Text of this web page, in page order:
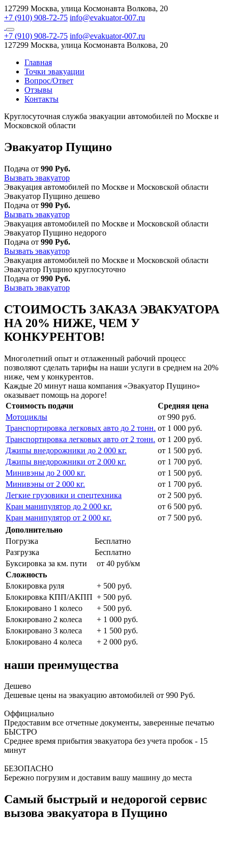
127299 Москва, улица Космонавта Волкова, 20
+7 (910) 908-72-75 info@evakuator-007.ru
+7 (910) 908-72-75 info@evakuator-007.ru
127299 Москва, улица Космонавта Волкова, 20
Главная
Точки эвакуации
Вопрос/Ответ
Отзывы
Контакты
Круглосуточная служба эвакуации автомобилей по Москве и
Московской области
Эвакуатор Пущино
Подача от 990 Руб.
Вызвать эвакуатор
Эвакуация автомобилей по Москве и Московской области
Эвакуатор Пущино дешево
Подача от 990 Руб.
Вызвать эвакуатор
Эвакуация автомобилей по Москве и Московской области
Эвакуатор Пущино недорого
Подача от 990 Руб.
Вызвать эвакуатор
Эвакуация автомобилей по Москве и Московской области
Эвакуатор Пущино круглосуточно
Подача от 990 Руб.
Вызвать эвакуатор
СТОИМОСТЬ ЗАКАЗА ЭВАКУАТОРА
НА 20% НИЖЕ, ЧЕМ У
КОНКУРЕНТОВ!
Многолетний опыт и отлаженный рабочий процесс
позволяют сделать тарифы на наши услуги в среднем на 20%
ниже, чем у конкурентов.
Каждые 20 минут наша компания «Эвакуатор Пущино»
оказывает помощь на дороге!
Стоимость подачи
Средняя цена
Мотоциклы
от 990 руб.
Транспортировка легковых авто до 2 тонн. от 1 000 руб.
Транспортировка легковых авто от 2 тонн. от 1 200 руб.
Джипы внедорожники до 2 000 кг.
от 1 500 руб.
Джипы внедорожники от 2 000 кг.
от 1 700 руб.
Минивэны до 2 000 кг.
от 1 500 руб.
Минивэны от 2 000 кг.
от 1 700 руб.
Легкие грузовики и спецтехника
от 2 500 руб.
Кран манипулятор до 2 000 кг.
от 6 500 руб.
Кран манипулятор от 2 000 кг.
от 7 500 руб.
Дополнительно
Погрузка
Бесплатно
Разгрузка
Бесплатно
Буксировка за км. пути
от 40 руб/км
Сложность
Блокировка руля
+ 500 руб.
Блокировка КПП/АКПП + 500 руб.
Блокировано 1 колесо
+ 500 руб.
Блокировано 2 колеса
+ 1 000 руб.
Блокировано 3 колеса
+ 1 500 руб.
Блокировано 4 колеса
+ 2 000 руб.
наши преимущества
Дешево
Дешевые цены на эвакуацию автомобилей от 990 Руб.
Оффициально
Предоставим все отчетные документы, заверенные печатью
БЫСТРО
Среднее время прибытия эвакуатора без учета пробок - 15
минут
БЕЗОПАСНО
Бережно погрузим и доставим вашу машину до места
Самый быстрый и недорогой сервис
вызова эвакуатора в Пущино